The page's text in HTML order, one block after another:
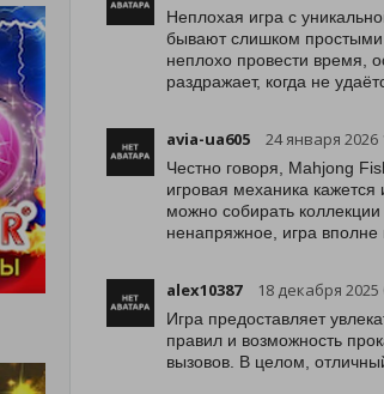
Неплохая игра с
бывают слишком
неплохо провести время,
раздражает, когда не
avia-ua605 24 января 2026
Честно говоря, Mahjong
игровая механика
можно собирать
ненапряжное, игра вполне
alex10387 18 декабря 2025
Игра предоставляет
правил и возможность
вызовов. В целом,